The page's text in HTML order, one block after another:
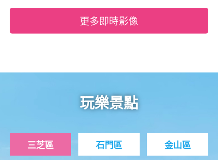
更多即時影像
玩樂景點
三芝區 石門區 金山區